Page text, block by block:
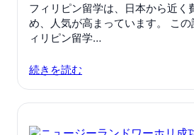
フィリピン留学は、日本から近く
め、人気が高まっています。 この
ィリピン留学…
続きを読む